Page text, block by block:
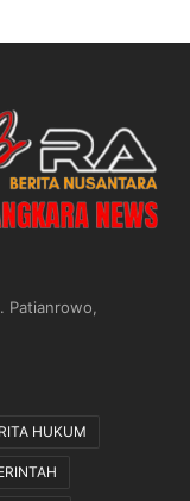
Patianrowo,
HUKUM